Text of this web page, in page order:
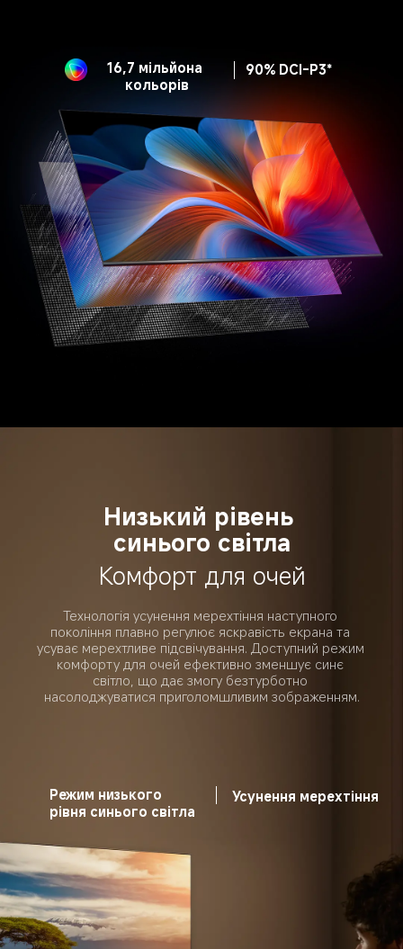
16,7 мільйона
кольорів
90% DCI-P3*
Низький рівень
синього світла
Комфорт для очей
Технологія усунення мерехтіння наступного
покоління плавно регулює яскравість екрана та
усуває мерехтливе підсвічування. Доступний режим
комфорту для очей ефективно зменшує синє
світло, що дає змогу безтурботно
насолоджуватися приголомшливим зображенням.
Режим низького
рівня синього світла
Усунення мерехтіння